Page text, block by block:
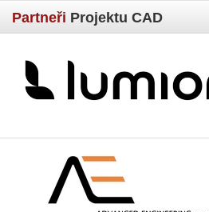
Partneři Projektu CAD